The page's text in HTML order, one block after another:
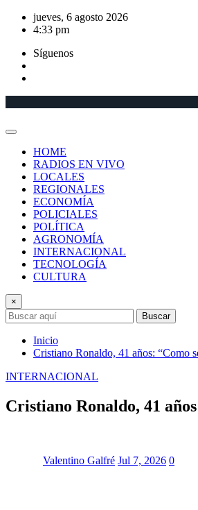
Saltar
jueves, 6 agosto 2026
4:33 pm
Síguenos
HOME
RADIOS EN VIVO
LOCALES
REGIONALES
ECONOMÍA
POLICIALES
POLÍTICA
AGRONOMÍA
INTERNACIONAL
TECNOLOGÍA
CULTURA
×
Buscar
Inicio
Cristiano Ronaldo, 41 años: “Como
INTERNACIONAL
Cristiano Ronaldo, 41
Valentino Galfré Jul 7, 2026 0